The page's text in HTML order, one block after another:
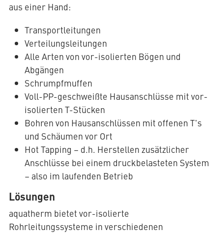
aus einer Hand:
Transportleitungen
Verteilungsleitungen
Alle Arten von vor-isolierten Bögen und
Abgängen
Schrumpfmuffen
Voll-PP-geschweißte Hausanschlüsse mit vor-
isolierten T-Stücken
Bohren von Hausanschlüssen mit offenen T's
und Schäumen vor Ort
Hot Tapping – d.h. Herstellen zusätzlicher
Anschlüsse bei einem druckbelasteten System
– also im laufenden Betrieb
Lösungen
aquatherm bietet vor-isolierte
Rohrleitungssysteme in verschiedenen